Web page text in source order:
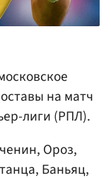
на матч
лиги (РПЛ).
Ороз,
Баньяц,